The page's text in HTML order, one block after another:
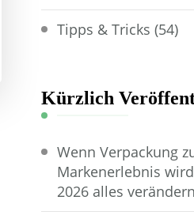
Tipps & Tricks (54)
Kürzlich
Wenn Verpackung
Markenerlebnis
2026 alles verändern